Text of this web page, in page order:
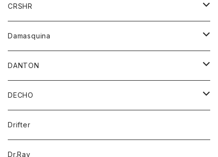
バンダナ
トレーナー
パーカー
Tシャツ
パーカー
ジャケット
ジャケット
ワンピース
ブラウス
CRSHR
キャップ
Damasquina
ウォレット
カードケース
バッグ
DANTON
アウター
コート
ジャケット
アクセサリー
バッグ
キッズ
DECHO
帽子
Drifter
Dr.Ray